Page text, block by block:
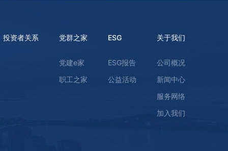
投资者关系 党群之家
党建e家
职工之家
ESG
ESG报告
公益活动
关于我们
公司概况
新闻中心
服务网络
加入我们